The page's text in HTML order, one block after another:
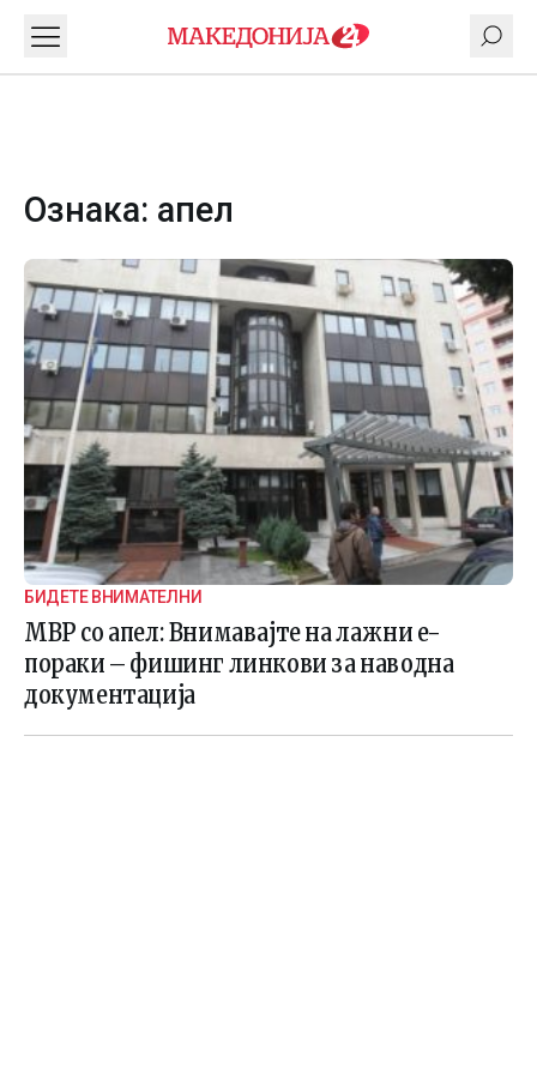
Ознака: апел
БИДЕТЕ ВНИМАТЕЛНИ
МВР со апел: Внимавајте на лажни е-
пораки – фишинг линкови за наводна
документација